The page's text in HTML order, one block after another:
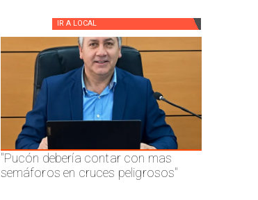
IR A LOCAL
"Pucón debería contar con mas
semáforos en cruces peligrosos"